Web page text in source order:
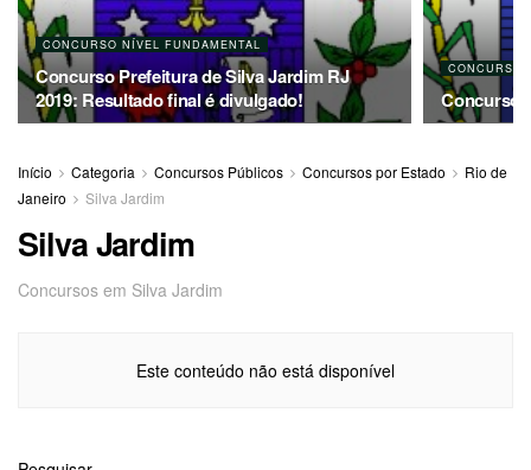
CONCURSO NÍVEL FUNDAMENTAL
Concurso Prefeitura de Silva Jardim RJ
2019: Resultado final é divulgado!
CONCURSO
Concurso
Início Categoria Concursos Públicos Concursos por Estado
Rio de
Janeiro
Silva Jardim
Silva Jardim
Concursos em Silva Jardim
Este conteúdo não está disponível